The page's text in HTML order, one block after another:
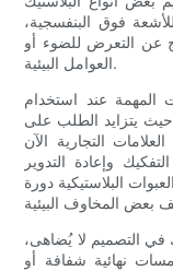
فوق البنفسجية،
عن التعرض للضوء أو
العوامل البيئية.
المهمة عند استخدام
حيث يتزايد الطلب على
التجارية الآن
وإعادة التدوير
البلاستيكية دورة
في التصميم لا يُضاهى،
نهائية شفافة أو